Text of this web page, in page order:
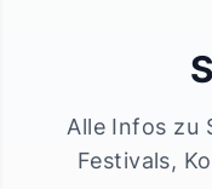
Alle Infos zu
Festivals,